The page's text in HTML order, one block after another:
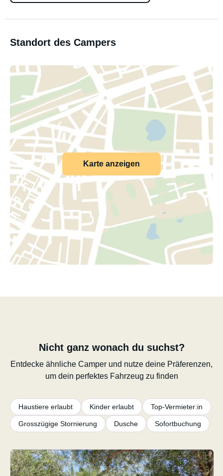
Standort des Campers
Karte anzeigen
Nicht ganz wonach du suchst?
Entdecke ähnliche Camper und nutze deine Präferenzen,
um dein perfektes Fahrzeug zu finden
Haustiere erlaubt Kinder erlaubt Top-Vermieter:in
Grosszügige Stornierung Dusche Sofortbuchung